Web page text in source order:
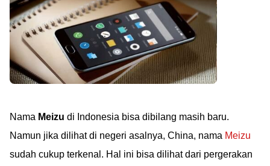
Nama Meizu di Indonesia bisa dibilang masih baru.
Namun jika dilihat di negeri asalnya, China, nama Meizu
sudah cukup terkenal. Hal ini bisa dilihat dari pergerakan